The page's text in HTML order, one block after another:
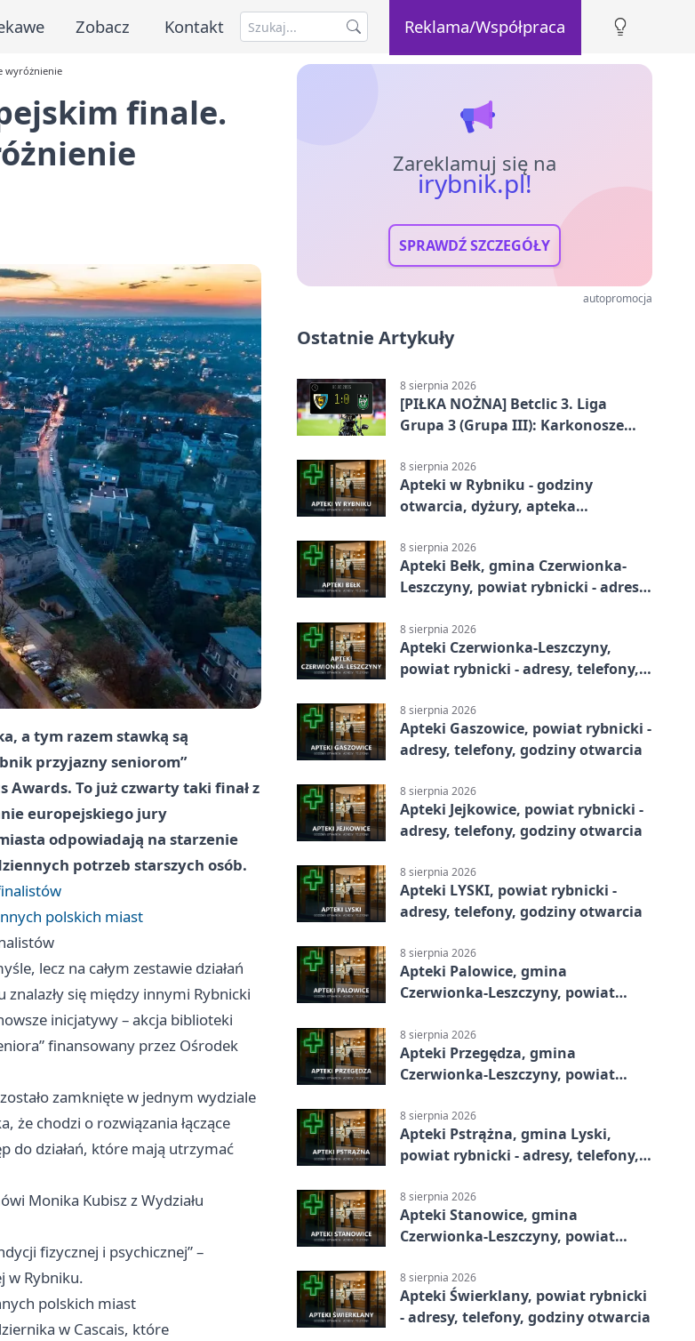
Zobacz Kontakt Reklama/Współpraca
wyróżnienie
finale.
a tym razem stawką są
przyjazny seniorom”
To już czwarty taki finał z
europejskiego jury
odpowiadają na starzenie
potrzeb starszych osób.
polskich miast
lecz na całym zestawie działań
się między innymi Rybnicki
inicjatywy – akcja biblioteki
finansowany przez Ośrodek
zamknięte w jednym wydziale
że chodzi o rozwiązania łączące
do działań, które mają utrzymać
Monika Kubisz z Wydziału
fizycznej i psychicznej” –
w Rybniku.
polskich miast
w Cascais, które
Zareklamuj się na
irybnik.pl!
SPRAWDŹ SZCZEGÓŁY
autopromocja
Ostatnie Artykuły
8 sierpnia 2026
[PIŁKA NOŻNA] Betclic 3. Liga
Grupa 3 (Grupa III): Karkonosze
8 sierpnia 2026
Apteki w Rybniku - godziny
otwarcia, dyżury, apteka
8 sierpnia 2026
Apteki Bełk, gmina Czerwionka-
Leszczyny, powiat rybnicki - adresy,
8 sierpnia 2026
Apteki Czerwionka-Leszczyny,
powiat rybnicki - adresy, telefony,
8 sierpnia 2026
Apteki Gaszowice, powiat rybnicki -
adresy, telefony, godziny otwarcia
8 sierpnia 2026
Apteki Jejkowice, powiat rybnicki -
adresy, telefony, godziny otwarcia
8 sierpnia 2026
Apteki LYSKI, powiat rybnicki -
adresy, telefony, godziny otwarcia
8 sierpnia 2026
Apteki Palowice, gmina
Czerwionka-Leszczyny, powiat
otwarcia
8 sierpnia 2026
Apteki Przegędza, gmina
Czerwionka-Leszczyny, powiat
otwarcia
8 sierpnia 2026
Apteki Pstrążna, gmina Lyski,
powiat rybnicki - adresy, telefony,
8 sierpnia 2026
Apteki Stanowice, gmina
Czerwionka-Leszczyny, powiat
otwarcia
8 sierpnia 2026
Apteki Świerklany, powiat rybnicki
- adresy, telefony, godziny otwarcia